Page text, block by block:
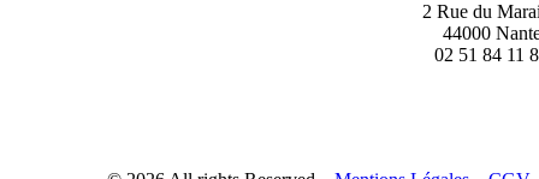
2 Rue du
44000
02 51 84 11